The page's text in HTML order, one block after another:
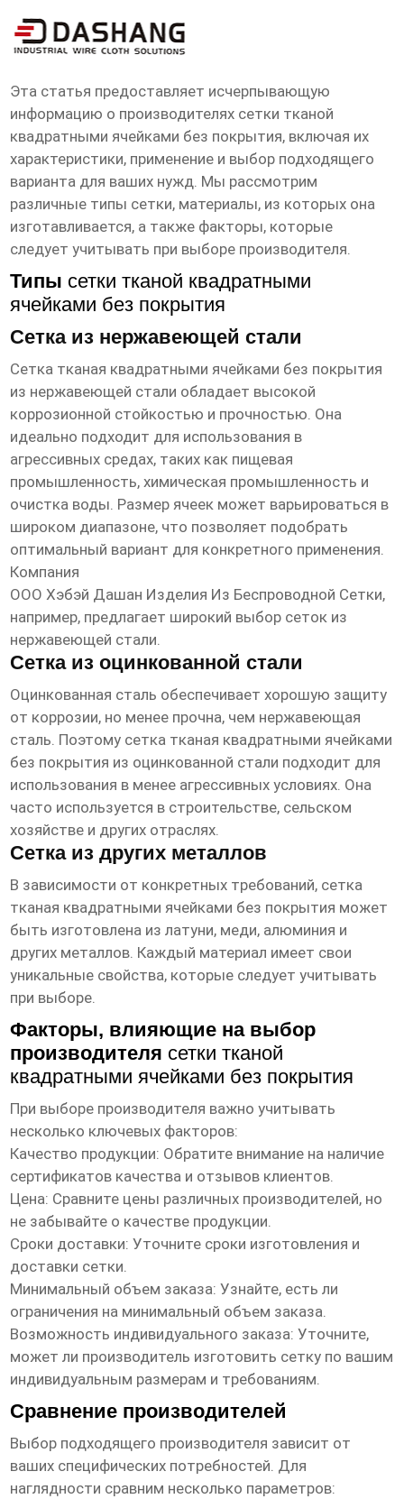
сетка тканая квадратными ячейками
без покрытия Производитель
Эта статья предоставляет исчерпывающую
информацию о производителях сетки тканой
квадратными ячейками без покрытия, включая их
характеристики, применение и выбор подходящего
варианта для ваших нужд. Мы рассмотрим
различные типы сетки, материалы, из которых она
изготавливается, а также факторы, которые
следует учитывать при выборе производителя.
Типы сетки тканой квадратными
ячейками без покрытия
Сетка из нержавеющей стали
Сетка тканая квадратными ячейками без покрытия
из нержавеющей стали обладает высокой
коррозионной стойкостью и прочностью. Она
идеально подходит для использования в
агрессивных средах, таких как пищевая
промышленность, химическая промышленность и
очистка воды. Размер ячеек может варьироваться в
широком диапазоне, что позволяет подобрать
оптимальный вариант для конкретного применения.
Компания
ООО Хэбэй Дашан Изделия Из Беспроводной Сетки,
например, предлагает широкий выбор сеток из
нержавеющей стали.
Сетка из оцинкованной стали
Оцинкованная сталь обеспечивает хорошую защиту
от коррозии, но менее прочна, чем нержавеющая
сталь. Поэтому сетка тканая квадратными ячейками
без покрытия из оцинкованной стали подходит для
использования в менее агрессивных условиях. Она
часто используется в строительстве, сельском
хозяйстве и других отраслях.
Сетка из других металлов
В зависимости от конкретных требований, сетка
тканая квадратными ячейками без покрытия может
быть изготовлена из латуни, меди, алюминия и
других металлов. Каждый материал имеет свои
уникальные свойства, которые следует учитывать
при выборе.
Факторы, влияющие на выбор
производителя сетки тканой
квадратными ячейками без покрытия
При выборе производителя важно учитывать
несколько ключевых факторов:
Качество продукции: Обратите внимание на наличие
сертификатов качества и отзывов клиентов.
Цена: Сравните цены различных производителей, но
не забывайте о качестве продукции.
Сроки доставки: Уточните сроки изготовления и
доставки сетки.
Минимальный объем заказа: Узнайте, есть ли
ограничения на минимальный объем заказа.
Возможность индивидуального заказа: Уточните,
может ли производитель изготовить сетку по вашим
индивидуальным размерам и требованиям.
Сравнение производителей
Выбор подходящего производителя зависит от
ваших специфических потребностей. Для
наглядности сравним несколько параметров: